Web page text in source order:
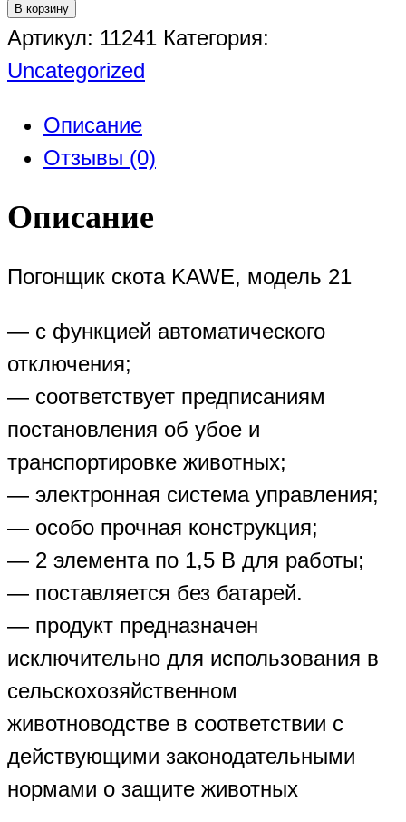
В корзину
Артикул: 11241 Категория:
Uncategorized
Описание
Отзывы (0)
Описание
Погонщик скота KAWE, модель 21
— с функцией автоматического
отключения;
— соответствует предписаниям
постановления об убое и
транспортировке животных;
— электронная система управления;
— особо прочная конструкция;
— 2 элемента по 1,5 В для работы;
— поставляется без батарей.
— продукт предназначен
исключительно для использования в
сельскохозяйственном
животноводстве в соответствии с
действующими законодательными
нормами о защите животных